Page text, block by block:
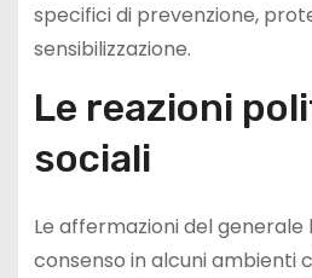
specifici di prevenzione,
sensibilizzazione.
Le reazioni
sociali
Le affermazioni del
consenso in alcuni ambienti